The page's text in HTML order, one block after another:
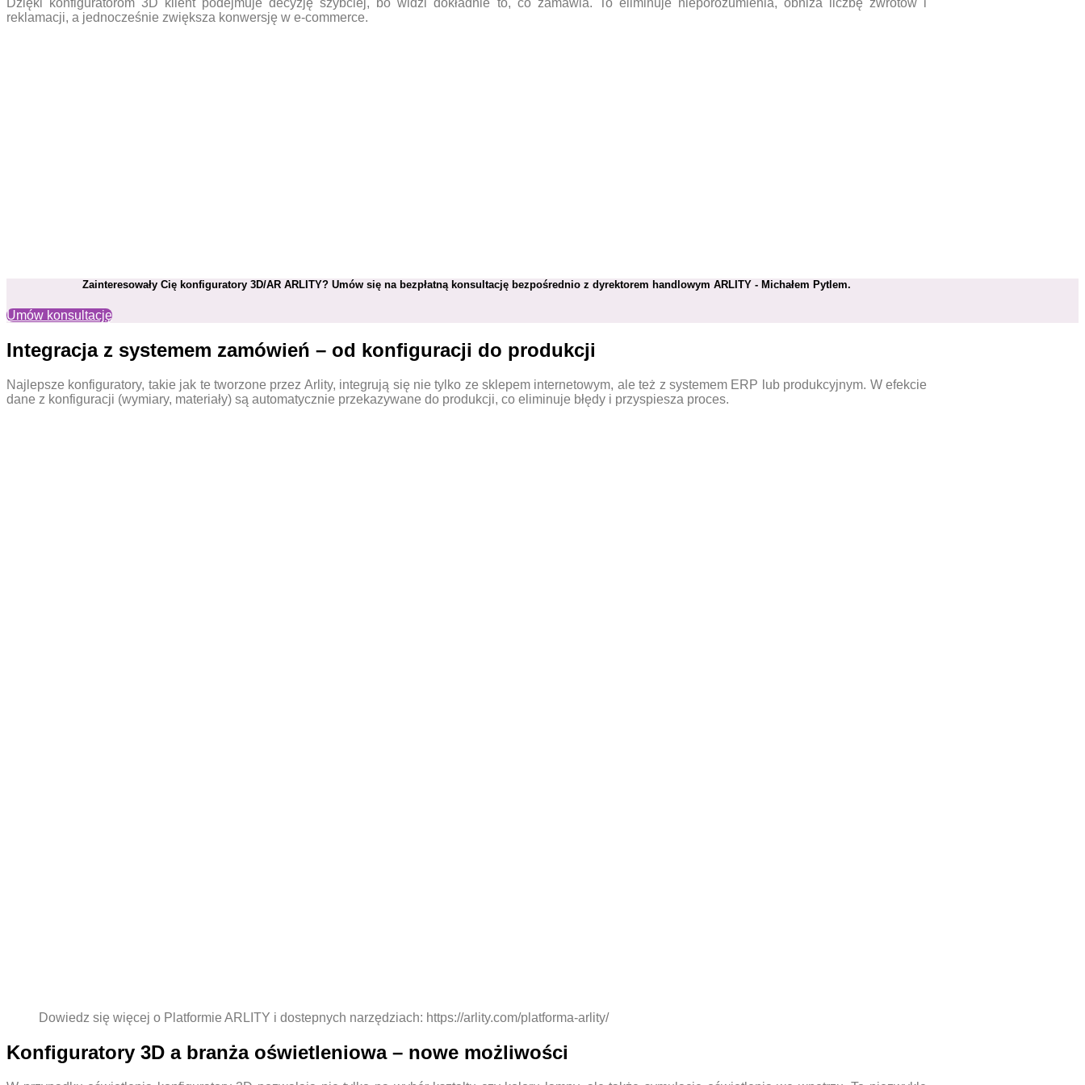
Dzięki konfiguratorom 3D klient podejmuje decyzję szybciej, bo widzi dokładnie to, co zamawia. To eliminuje nieporozumienia, obniża liczbę zwrotów i
reklamacji, a jednocześnie zwiększa konwersję w e-commerce.
Zainteresowały Cię konfiguratory 3D/AR ARLITY? Umów się na bezpłatną konsultację bezpośrednio z dyrektorem handlowym ARLITY - Michałem Pytlem.
Umów konsultację
Integracja z systemem zamówień – od konfiguracji do produkcji
Najlepsze konfiguratory, takie jak te tworzone przez Arlity, integrują się nie tylko ze sklepem internetowym, ale też z systemem ERP lub produkcyjnym. W efekcie
dane z konfiguracji (wymiary, materiały) są automatycznie przekazywane do produkcji, co eliminuje błędy i przyspiesza proces.
Dowiedz się więcej o Platformie ARLITY i dostepnych narzędziach: https://arlity.com/platforma-arlity/
Konfiguratory 3D a branża oświetleniowa – nowe możliwości